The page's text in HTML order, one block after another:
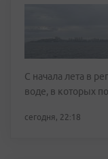
С начала лета в
воде, в которых
сегодня, 22:18